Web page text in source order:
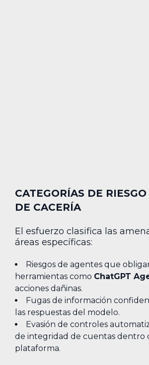
CATEGORÍAS DE
DE CACERÍA
El esfuerzo clasifica las
áreas específicas:
Riesgos de agentes que
herramientas como ChatGPT
acciones dañinas.
Fugas de información
las respuestas del modelo.
Evasión de controles
de integridad de cuentas dentro
plataforma.